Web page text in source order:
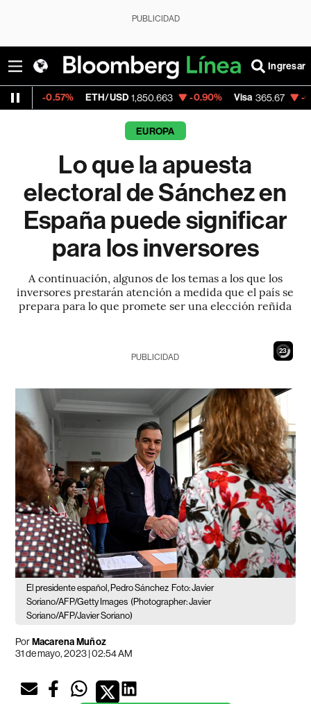
PUBLICIDAD
Ingresar
ETH/USD 1,850.663 -0.90% Visa 365.67 -0.13%
EUROPA
Lo que la apuesta
electoral de Sánchez en
España puede significar
para los inversores
A continuación, algunos de los temas a los que los
inversores prestarán atención a medida que el país se
prepara para lo que promete ser una elección reñida
21
PUBLICIDAD
El presidente español, Pedro Sánchez Foto: Javier
Soriano/AFP/Getty Images (Photographer: Javier
Soriano/AFP/Javier Soriano)
PorMacarena Muñoz
31 de mayo, 2023 | 02:54 AM